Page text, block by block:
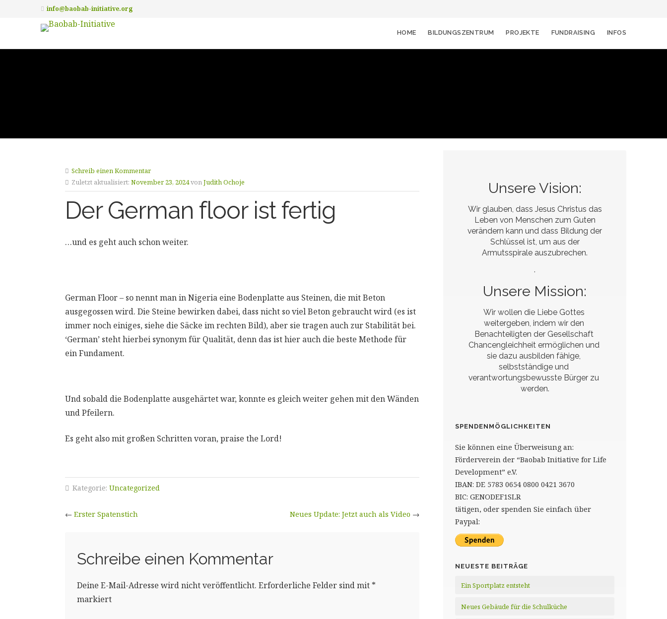
info@baobab-initiative.org
HOME BILDUNGSZENTRUM PROJEKTE FUNDRAISING INFOS
Schreib einen Kommentar
Zuletzt aktualisiert: November 23, 2024vonJudith Ochoje
Der German floor ist fertig
…und es geht auch schon weiter.
German Floor – so nennt man in Nigeria eine Bodenplatte aus Steinen, die mit Beton
ausgegossen wird. Die Steine bewirken dabei, dass nicht so viel Beton gebraucht wird (es ist
immer noch einiges, siehe die Säcke im rechten Bild), aber sie tragen auch zur Stabilität bei.
‘German’ steht hierbei synonym für Qualität, denn das ist hier auch die beste Methode für
ein Fundament.
Und sobald die Bodenplatte ausgehärtet war, konnte es gleich weiter gehen mit den Wänden
und Pfeilern.
Es geht also mit großen Schritten voran, praise the Lord!
Kategorie: Uncategorized
← Erster Spatenstich Neues Update: Jetzt auch als Video →
Schreibe einen Kommentar
Deine E-Mail-Adresse wird nicht veröffentlicht. Erforderliche Felder sind mit *
markiert
Unsere Vision:
Wir glauben, dass Jesus Christus das
Leben von Menschen zum Guten
verändern kann und dass Bildung der
Schlüssel ist, um aus der
Armutsspirale auszubrechen.
.
Unsere Mission:
Wir wollen die Liebe Gottes
weitergeben, indem wir den
Benachteiligten der Gesellschaft
Chancengleichheit ermöglichen und
sie dazu ausbilden fähige,
selbstständige und
verantwortungsbewusste Bürger zu
werden.
SPENDENMÖGLICHKEITEN
Sie können eine Überweisung an:
Förderverein der “Baobab Initiative for Life
Development” e.V.
IBAN: DE 5783 0654 0800 0421 3670
BIC: GENODEF1SLR
tätigen, oder spenden Sie einfach über
Paypal:
NEUESTE BEITRÄGE
Ein Sportplatz entsteht
Neues Gebäude für die Schulküche